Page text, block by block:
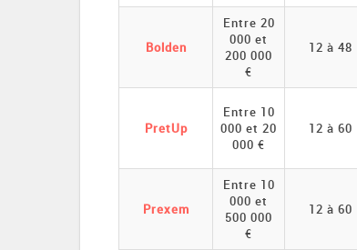
Bolden
Entre 20
000 et
200 000
€
12 à 48
PretUp
Entre 10
000 et 20
000 €
12 à 60
Prexem
Entre 10
000 et
500 000
€
12 à 60